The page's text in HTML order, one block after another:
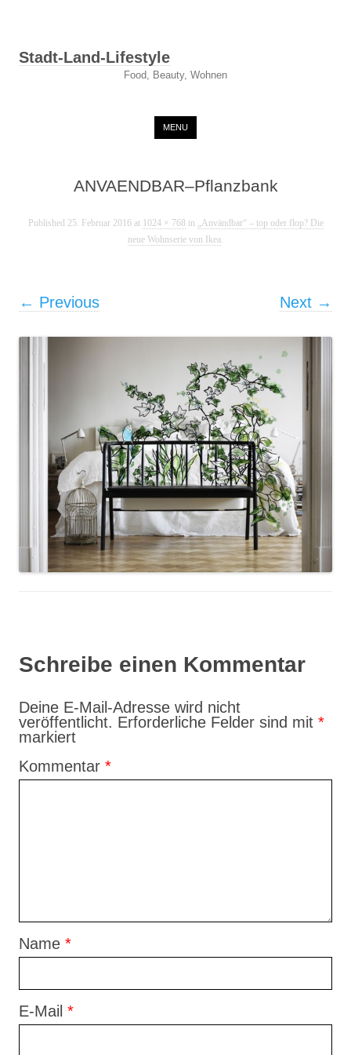
Stadt-Land-Lifestyle
Food, Beauty, Wohnen
MENU
ANVAENDBAR–Pflanzbank
Published 25. Februar 2016at 1024 × 768in „Användbar“ – top oder flop? Die
neue Wohnserie von Ikea.
← Previous Next →
Schreibe einen Kommentar
Deine E-Mail-Adresse wird nicht
veröffentlicht. Erforderliche Felder sind mit *
markiert
Kommentar *
Name *
E-Mail *